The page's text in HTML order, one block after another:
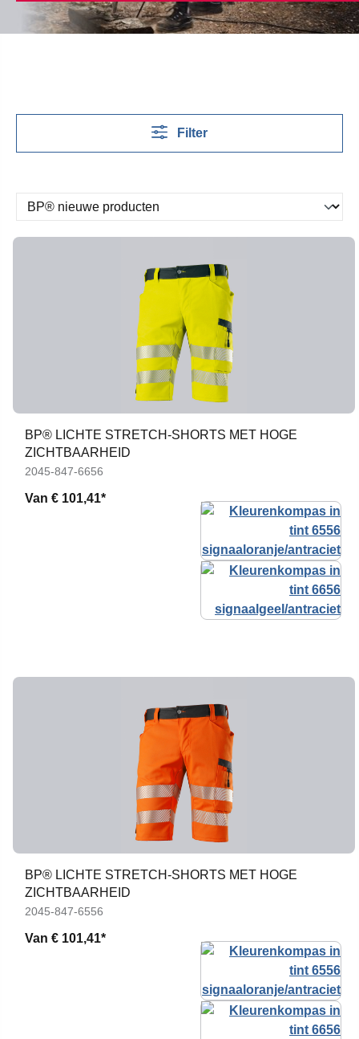
Filter
BP® LICHTE STRETCH-SHORTS MET HOGE
ZICHTBAARHEID
2045-847-6656
Van € 101,41*
BP® LICHTE STRETCH-SHORTS MET HOGE
ZICHTBAARHEID
2045-847-6556
Van € 101,41*